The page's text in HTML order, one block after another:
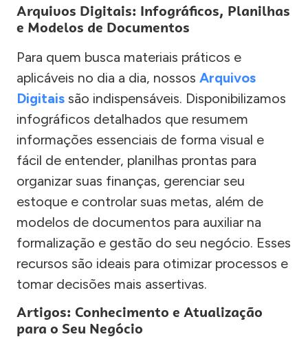
Arquivos Digitais: Infográficos, Planilhas
e Modelos de Documentos
Para quem busca materiais práticos e
aplicáveis no dia a dia, nossos Arquivos
Digitais são indispensáveis. Disponibilizamos
infográficos detalhados que resumem
informações essenciais de forma visual e
fácil de entender, planilhas prontas para
organizar suas finanças, gerenciar seu
estoque e controlar suas metas, além de
modelos de documentos para auxiliar na
formalização e gestão do seu negócio. Esses
recursos são ideais para otimizar processos e
tomar decisões mais assertivas.
Artigos: Conhecimento e Atualização
para o Seu Negócio